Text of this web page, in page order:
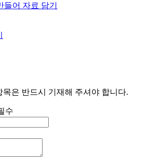
들어 자료 담기
목은 반드시 기재해 주셔야 합니다.